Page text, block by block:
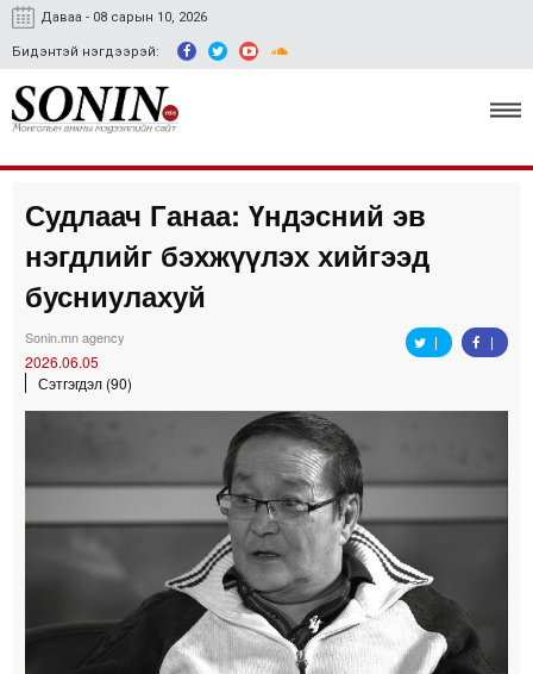
Даваа - 08 сарын 10, 2026
Бидэнтэй нэгдээрэй:
Улс төр, эдийн засаг
Гэмт хэрэг
Easy news
Судлаач Ганаа: Үндэсний эв
нэгдлийг бэхжүүлэх хийгээд
бусниулахуй
Sonin.mn agency
2026.06.05
Сэтгэгдэл (90)